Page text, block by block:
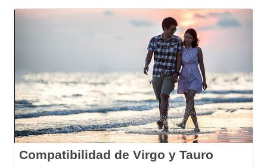
Compatibilidad de Virgo y Tauro